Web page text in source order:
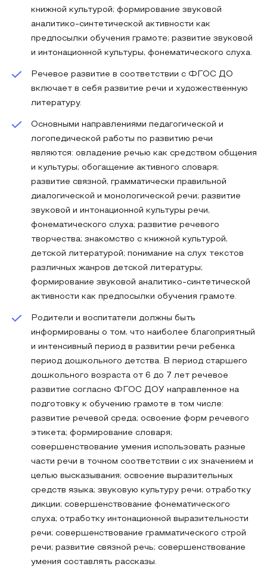
книжной культурой; формирование звуковой
аналитико-синтетической активности как
предпосылки обучения грамоте; развитие звуковой
и интонационной культуры, фонематического слуха.
Речевое развитие в соответствии с ФГОС ДО
включает в себя развитие речи и художественную
литературу.
Основными направлениями педагогической и
логопедической работы по развитию речи
являются: овладение речью как средством общения
и культуры; обогащение активного словаря;
развитие связной, грамматически правильной
диалогической и монологической речи; развитие
звуковой и интонационной культуры речи,
фонематического слуха; развитие речевого
творчества; знакомство с книжной культурой,
детской литературой; понимание на слух текстов
различных жанров детской литературы;
формирование звуковой аналитико-синтетической
активности как предпосылки обучения грамоте.
Родители и воспитатели должны быть
информированы о том, что наиболее благоприятный
и интенсивный период в развитии речи ребенка
период дошкольного детства. В период старшего
дошкольного возраста от 6 до 7 лет речевое
развитие согласно ФГОС ДОУ направленное на
подготовку к обучению грамоте в том числе:
развитие речевой среда; освоение форм речевого
этикета; формирование словаря;
совершенствование умения использовать разные
части речи в точном соответствии с их значением и
целью высказывания; освоение выразительных
средств языка; звуковую культуру речи; отработку
дикции; совершенствование фонематического
слуха; отработку интонационной выразительности
речи; совершенствование грамматического строй
речи; развитие связной речь; совершенствование
умения составлять рассказы.